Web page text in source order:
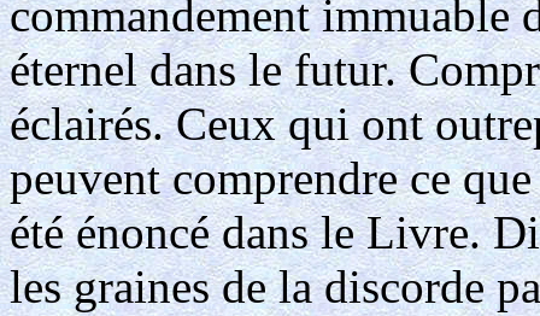
commandement immuable
éternel dans le futur.
éclairés. Ceux qui ont
peuvent comprendre ce
été énoncé dans le Livre.
les graines de la discorde